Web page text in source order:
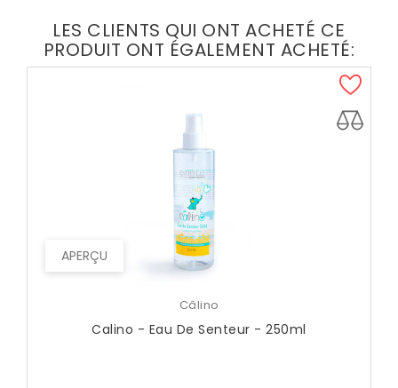
LES CLIENTS QUI ONT ACHETÉ CE
PRODUIT ONT ÉGALEMENT ACHETÉ:
APERÇU
Câlino
Calino - Eau De Senteur - 250ml